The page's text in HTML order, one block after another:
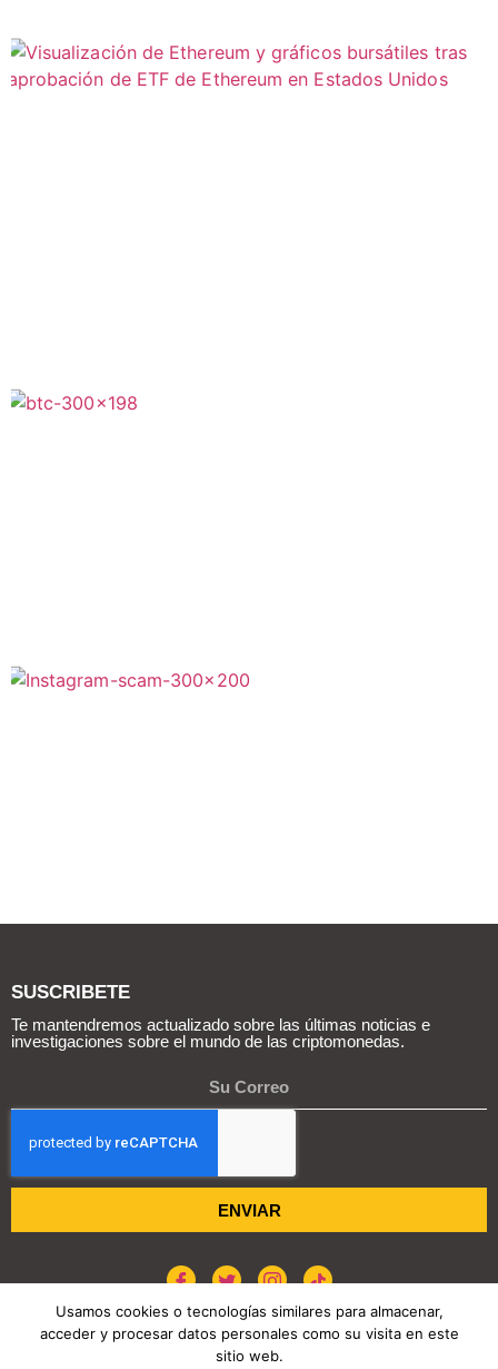
SUSCRIBETE
Te mantendremos actualizado sobre las últimas noticias e
investigaciones sobre el mundo de las criptomonedas.
ENVIAR
POLÍTICA DE COOKIES
Usamos cookies o tecnologías similares para almacenar,
acceder y procesar datos personales como su visita en este
sitio web.